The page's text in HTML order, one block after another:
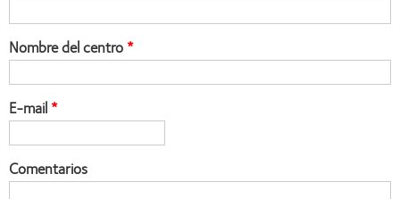
Nombre del centro
E-mail
Comentarios